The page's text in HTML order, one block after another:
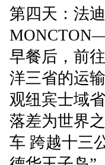
第四天：法
早餐后，前
洋三省的运
观纽宾士域
落差为世界
车 跨越十三